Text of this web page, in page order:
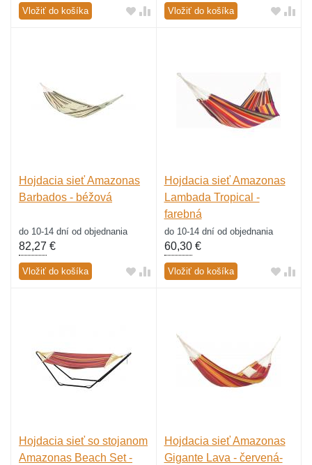
Vložiť do košíka Vložiť do košíka
Hojdacia sieť Amazonas
Barbados - béžová
do 10-14 dní od objednania
82,27 €
Vložiť do košíka
Hojdacia sieť Amazonas
Lambada Tropical -
farebná
do 10-14 dní od objednania
60,30€
Vložiť do košíka
Hojdacia sieť so stojanom
Amazonas Beach Set -
Hojdacia sieť Amazonas
Gigante Lava - červená-